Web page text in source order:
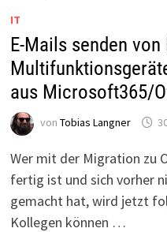
IT
E-Mails senden von
aus Microsoft365/
von Tobias Langner
Wer mit der Migration zu
fertig ist und sich vorher
gemacht hat, wird jetzt
Kollegen können …